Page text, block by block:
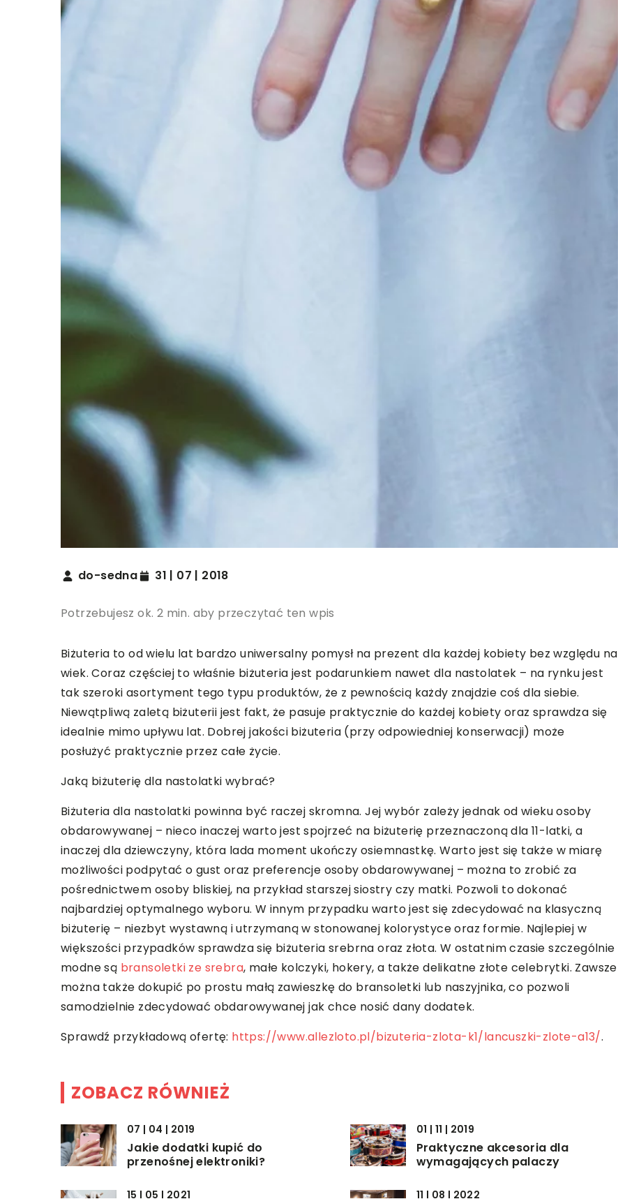
do-sedna 31 | 07 | 2018
Potrzebujesz ok. 2 min. aby przeczytać ten wpis
Biżuteria to od wielu lat bardzo uniwersalny pomysł na prezent dla każdej kobiety bez względu na
wiek. Coraz częściej to właśnie biżuteria jest podarunkiem nawet dla nastolatek – na rynku jest
tak szeroki asortyment tego typu produktów, że z pewnością każdy znajdzie coś dla siebie.
Niewątpliwą zaletą biżuterii jest fakt, że pasuje praktycznie do każdej kobiety oraz sprawdza się
idealnie mimo upływu lat. Dobrej jakości biżuteria (przy odpowiedniej konserwacji) może
posłużyć praktycznie przez całe życie.
Jaką biżuterię dla nastolatki wybrać?
Biżuteria dla nastolatki powinna być raczej skromna. Jej wybór zależy jednak od wieku osoby
obdarowywanej – nieco inaczej warto jest spojrzeć na biżuterię przeznaczoną dla 11-latki, a
inaczej dla dziewczyny, która lada moment ukończy osiemnastkę. Warto jest się także w miarę
możliwości podpytać o gust oraz preferencje osoby obdarowywanej – można to zrobić za
pośrednictwem osoby bliskiej, na przykład starszej siostry czy matki. Pozwoli to dokonać
najbardziej optymalnego wyboru. W innym przypadku warto jest się zdecydować na klasyczną
biżuterię – niezbyt wystawną i utrzymaną w stonowanej kolorystyce oraz formie. Najlepiej w
większości przypadków sprawdza się biżuteria srebrna oraz złota. W ostatnim czasie szczególnie
modne są bransoletki ze srebra, małe kolczyki, hokery, a także delikatne złote celebrytki. Zawsze
można także dokupić po prostu małą zawieszkę do bransoletki lub naszyjnika, co pozwoli
samodzielnie zdecydować obdarowywanej jak chce nosić dany dodatek.
Sprawdź przykładową ofertę: https://www.allezloto.pl/bizuteria-zlota-k1/lancuszki-zlote-a13/.
ZOBACZ RÓWNIEŻ
07 | 04 | 2019
Jakie dodatki kupić do
przenośnej elektroniki?
01 | 11 | 2019
Praktyczne akcesoria dla
wymagających palaczy
15 | 05 | 2021 11 | 08 | 2022